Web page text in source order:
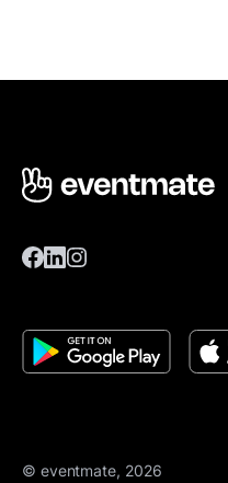
© eventmate, 2026